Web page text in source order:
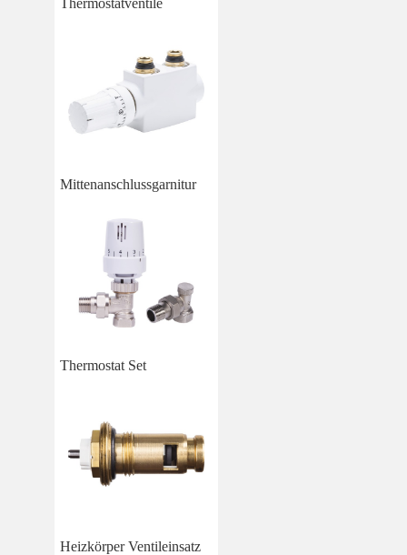
Thermostatventile
Mittenanschlussgarnitur
Thermostat Set
Heizkörper Ventileinsatz